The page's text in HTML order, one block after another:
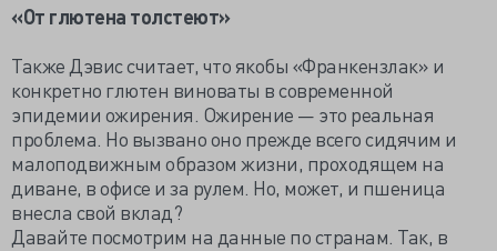
«От глютена толстеют»
Также Дэвис считает, что якобы «Франкензлак» и
конкретно глютен виноваты в современной
эпидемии ожирения. Ожирение — это реальная
проблема. Но вызвано оно прежде всего сидячим и
малоподвижным образом жизни, проходящем на
диване, в офисе и за рулем. Но, может, и пшеница
внесла свой вклад?
Давайте посмотрим на данные по странам. Так, в